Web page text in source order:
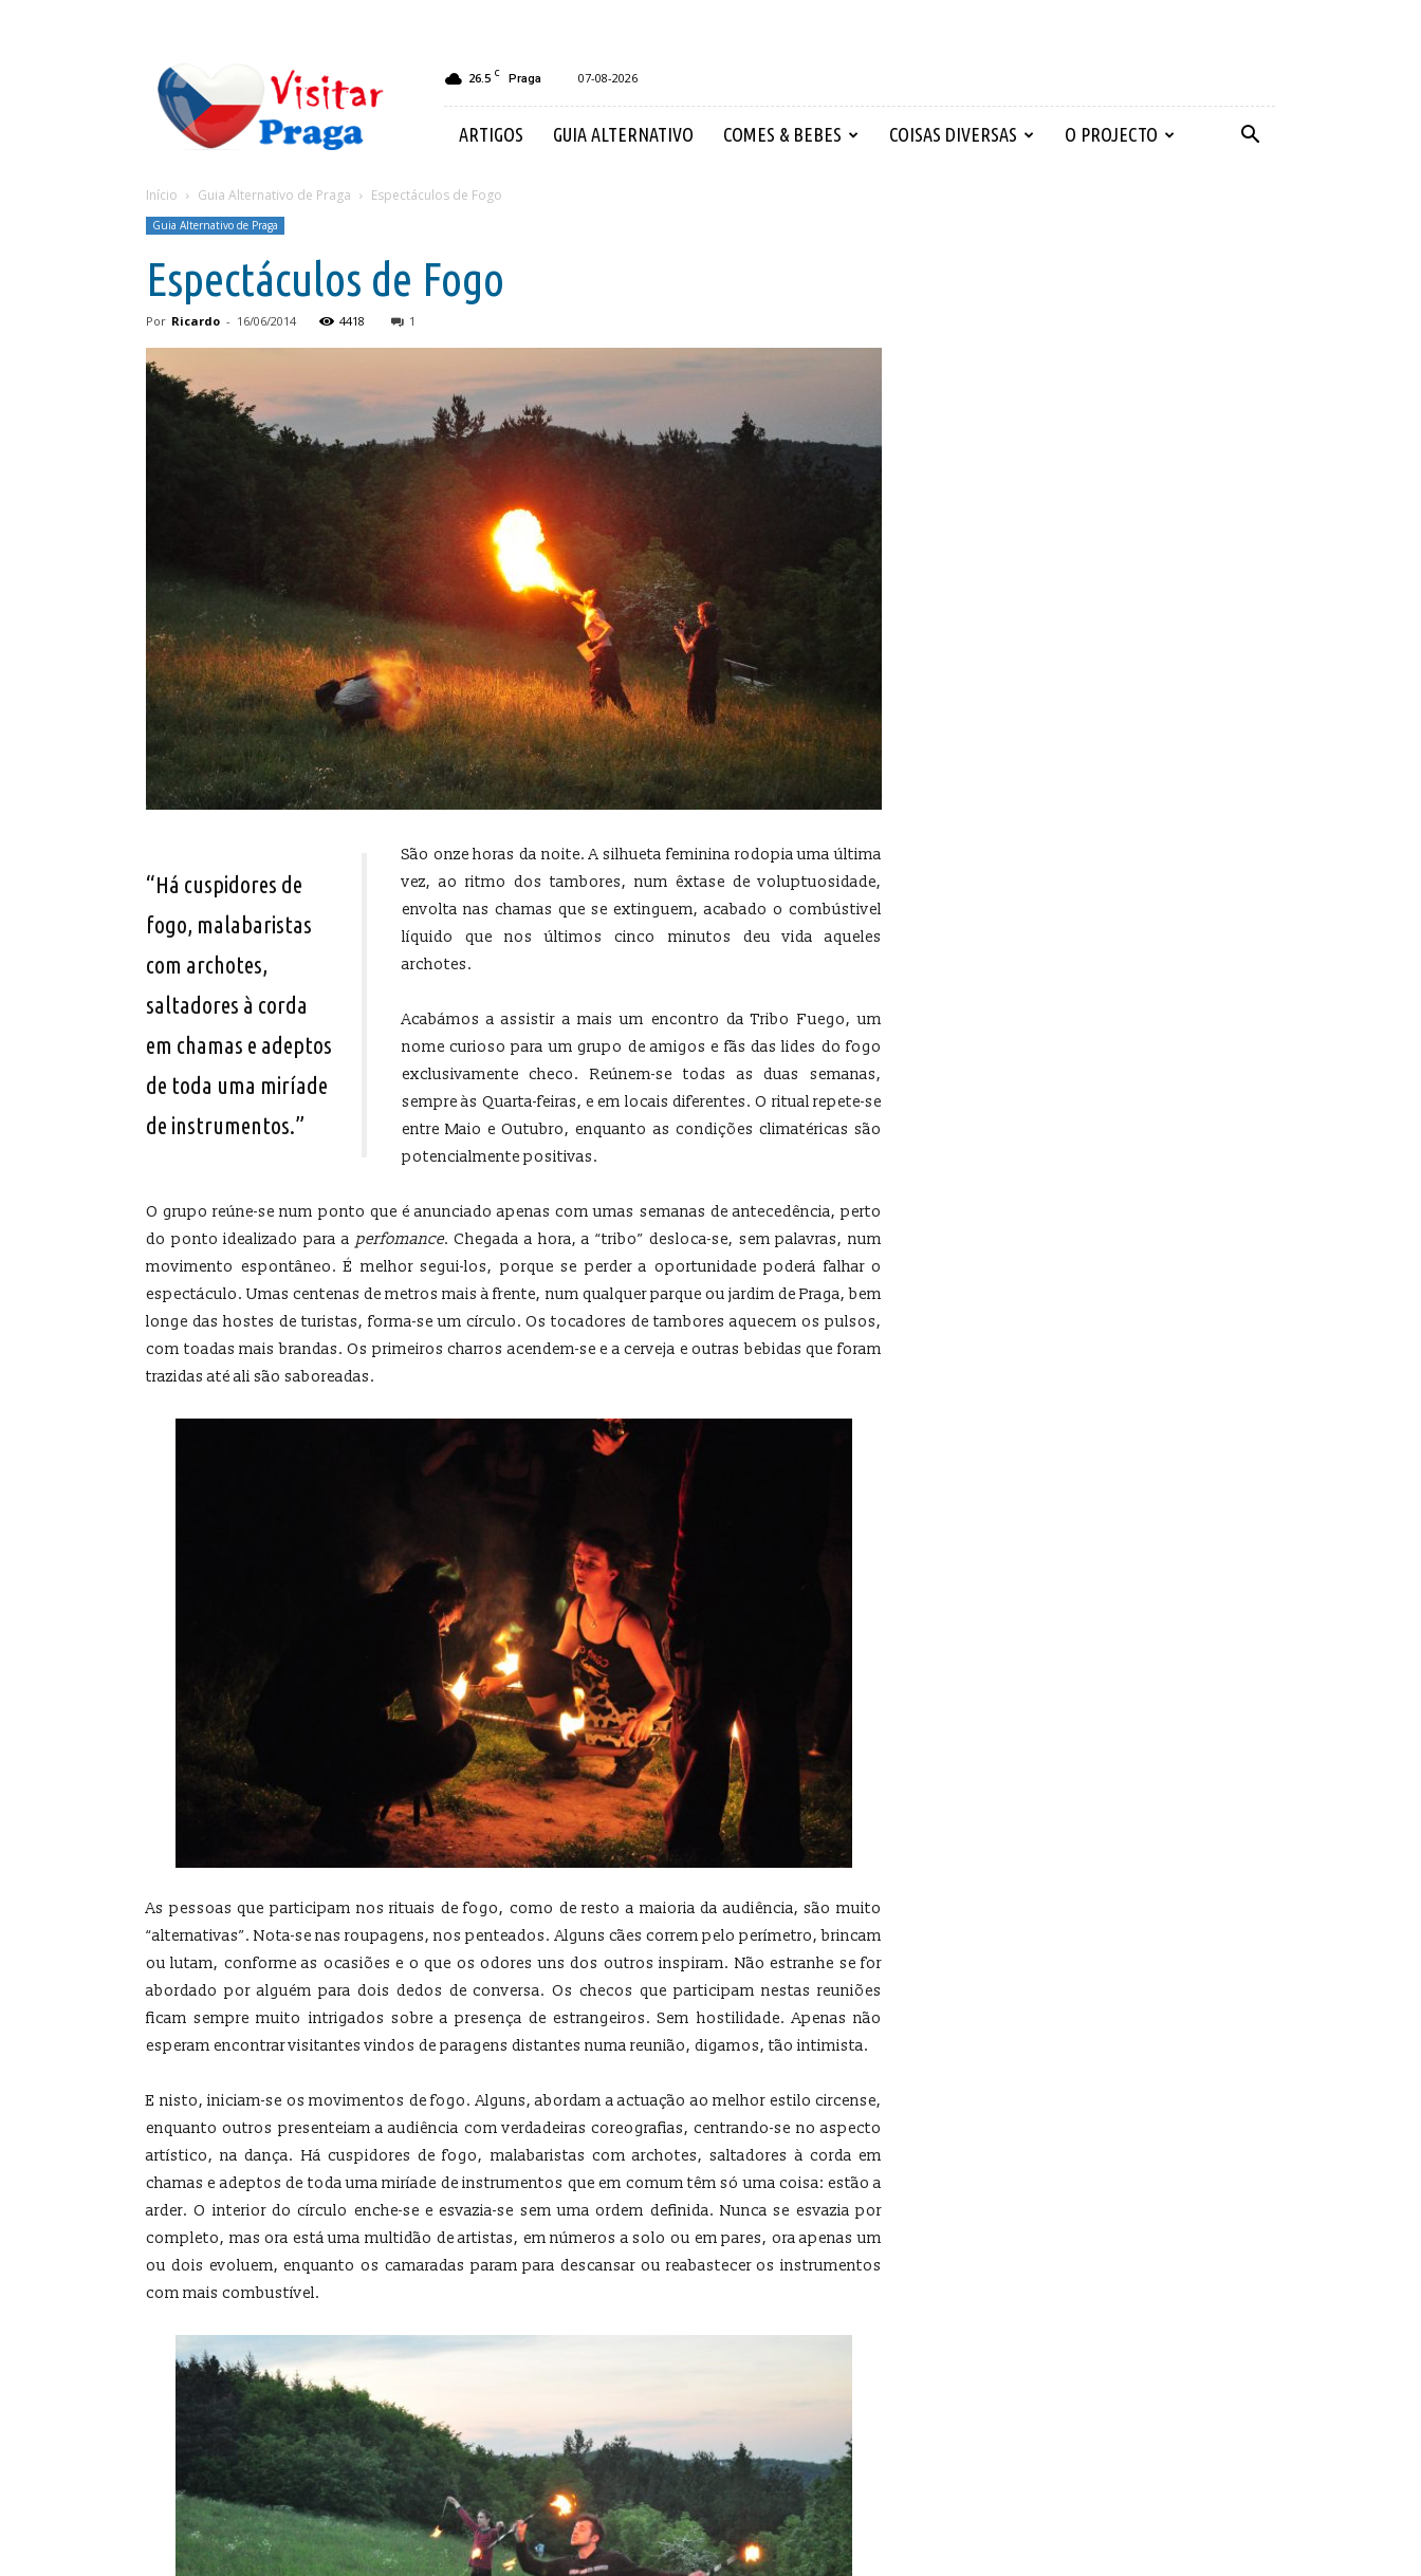
Visitar
Praga
26.5 C Praga 07-08-2026
ARTIGOS GUIA ALTERNATIVO COMES & BEBES COISAS DIVERSAS O PROJECTO
Início Guia Alternativo de Praga Espectáculos de Fogo
Guia Alternativo de Praga
Espectáculos de Fogo
Por Ricardo - 16/06/2014 4418 1
“Há cuspidores de
fogo, malabaristas
com archotes,
saltadores à corda
em chamas e adeptos
de toda uma miríade
de instrumentos.”
São onze horas da noite. A silhueta feminina rodopia uma última
vez, ao ritmo dos tambores, num êxtase de voluptuosidade,
envolta nas chamas que se extinguem, acabado o combústivel
líquido que nos últimos cinco minutos deu vida aqueles
archotes.
Acabámos a assistir a mais um encontro da Tribo Fuego, um
nome curioso para um grupo de amigos e fãs das lides do fogo
exclusivamente checo. Reúnem-se todas as duas semanas,
sempre às Quarta-feiras, e em locais diferentes. O ritual repete-se
entre Maio e Outubro, enquanto as condições climatéricas são
potencialmente positivas.
O grupo reúne-se num ponto que é anunciado apenas com umas semanas de antecedência, perto
do ponto idealizado para a perfomance. Chegada a hora, a “tribo” desloca-se, sem palavras, num
movimento espontâneo. É melhor segui-los, porque se perder a oportunidade poderá falhar o
espectáculo. Umas centenas de metros mais à frente, num qualquer parque ou jardim de Praga, bem
longe das hostes de turistas, forma-se um círculo. Os tocadores de tambores aquecem os pulsos,
com toadas mais brandas. Os primeiros charros acendem-se e a cerveja e outras bebidas que foram
trazidas até ali são saboreadas.
As pessoas que participam nos rituais de fogo, como de resto a maioria da audiência, são muito
“alternativas”. Nota-se nas roupagens, nos penteados. Alguns cães correm pelo perímetro, brincam
ou lutam, conforme as ocasiões e o que os odores uns dos outros inspiram. Não estranhe se for
abordado por alguém para dois dedos de conversa. Os checos que participam nestas reuniões
ficam sempre muito intrigados sobre a presença de estrangeiros. Sem hostilidade. Apenas não
esperam encontrar visitantes vindos de paragens distantes numa reunião, digamos, tão intimista.
E nisto, iniciam-se os movimentos de fogo. Alguns, abordam a actuação ao melhor estilo circense,
enquanto outros presenteiam a audiência com verdadeiras coreografias, centrando-se no aspecto
artístico, na dança. Há cuspidores de fogo, malabaristas com archotes, saltadores à corda em
chamas e adeptos de toda uma miríade de instrumentos que em comum têm só uma coisa: estão a
arder. O interior do círculo enche-se e esvazia-se sem uma ordem definida. Nunca se esvazia por
completo, mas ora está uma multidão de artistas, em números a solo ou em pares, ora apenas um
ou dois evoluem, enquanto os camaradas param para descansar ou reabastecer os instrumentos
com mais combustível.